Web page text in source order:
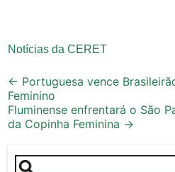
Notícias da CERET
Post
navigation
← Portuguesa vence
Feminino
Fluminense enfrentará o São
da Copinha Feminina →
Pesquisar